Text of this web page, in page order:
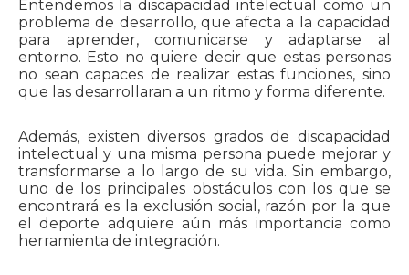
Entendemos la discapacidad intelectual como un
problema de desarrollo, que afecta a la capacidad
para aprender, comunicarse y adaptarse al
entorno. Esto no quiere decir que estas personas
no sean capaces de realizar estas funciones, sino
que las desarrollaran a un ritmo y forma diferente.
Además, existen diversos grados de discapacidad
intelectual y una misma persona puede mejorar y
transformarse a lo largo de su vida. Sin embargo,
uno de los principales obstáculos con los que se
encontrará es la exclusión social, razón por la que
el deporte adquiere aún más importancia como
herramienta de integración.